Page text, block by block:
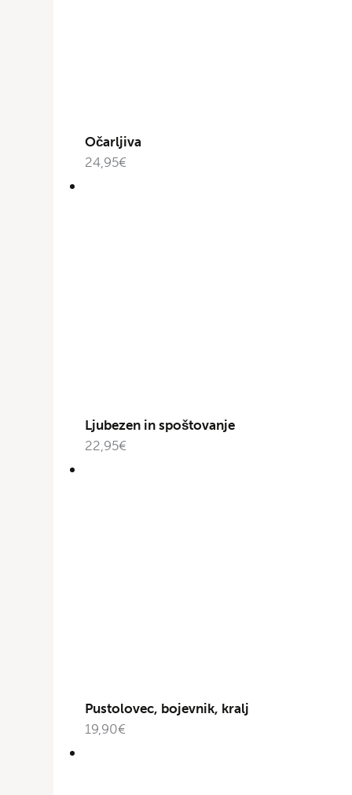
Očarljiva
24,95€
Ljubezen in spoštovanje
22,95€
Pustolovec, bojevnik, kralj
19,90€